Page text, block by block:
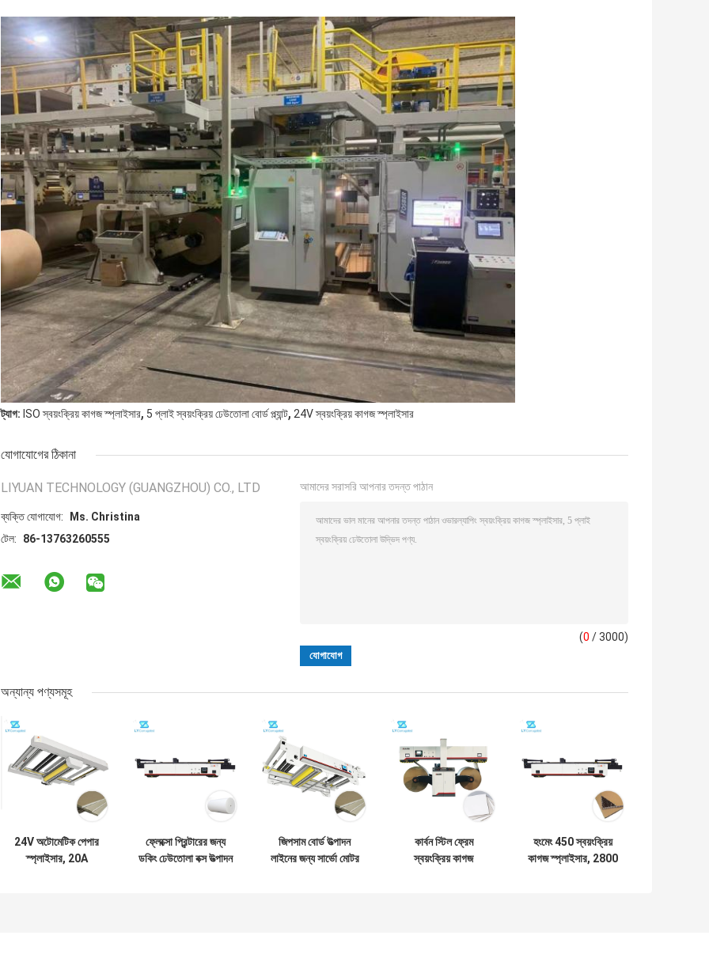
ট্যাগ: ISO স্বয়ংক্রিয় কাগজ স্প্লাইসার, 5 প্লাই স্বয়ংক্রিয় ঢেউতোলা বোর্ড প্ল্যান্ট, 24V স্বয়ংক্রিয় কাগজ স্প্লাইসার
যোগাযোগের ঠিকানা
LIYUAN TECHNOLOGY (GUANGZHOU) CO., LTD
ব্যক্তি যোগাযোগ:
Ms. Christina
টেল:
86-13763260555
আমাদের সরাসরি আপনার তদন্ত পাঠান
(0 / 3000)
অন্যান্য পণ্যসমূহ
24V অটোমেটিক পেপার
স্প্লাইসার, 20A
ফ্লেক্সো প্রিন্টারের জন্য
ডকিং ঢেউতোলা বক্স উত্পাদন
জিপসাম বোর্ড উত্পাদন
লাইনের জন্য সার্ভো মোটর
কার্বন স্টিল ফ্রেম
স্বয়ংক্রিয় কাগজ
হংমেং 450 স্বয়ংক্রিয়
কাগজ স্প্লাইসার, 2800